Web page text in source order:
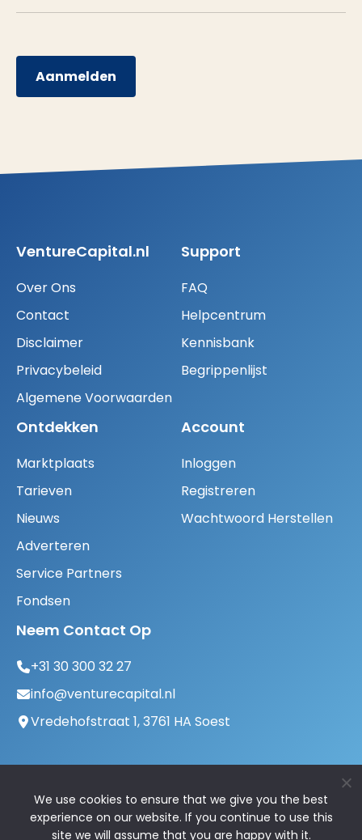
Aanmelden
VentureCapital.nl
Over Ons
Contact
Disclaimer
Privacybeleid
Algemene Voorwaarden
Support
FAQ
Helpcentrum
Kennisbank
Begrippenlijst
Ontdekken
Marktplaats
Tarieven
Nieuws
Adverteren
Service Partners
Fondsen
Account
Inloggen
Registreren
Wachtwoord Herstellen
Neem Contact Op
+31 30 300 32 27
info@venturecapital.nl
Vredehofstraat 1, 3761 HA Soest
We use cookies to ensure that we give you the best
experience on our website. If you continue to use this
site we will assume that you are happy with it.